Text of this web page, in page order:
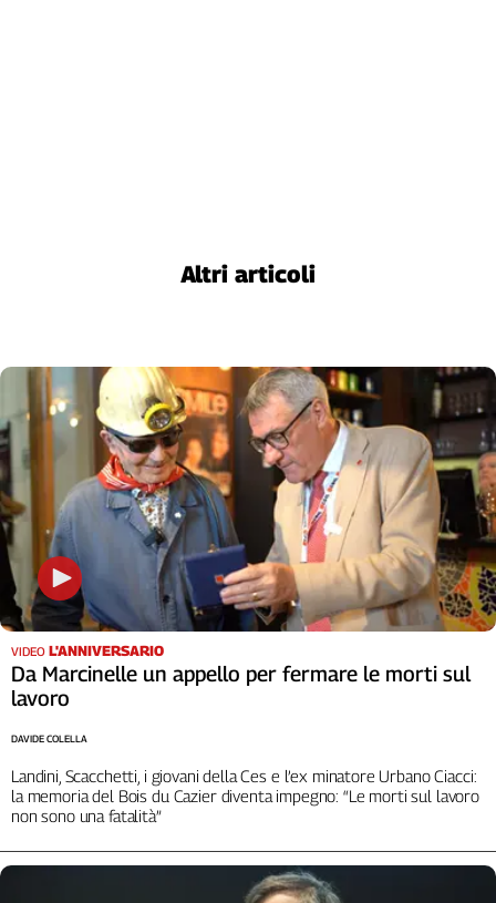
Archivio
Storico
2014
Cerca
Contatti
La
redazione
Newsletter
Social
Altri articoli
VIDEO L'ANNIVERSARIO
Da Marcinelle un appello per fermare le morti sul
lavoro
Landini, Scacchetti, i giovani della Ces e l’ex minatore Urbano Ciacci:
la memoria del Bois du Cazier diventa impegno: “Le morti sul lavoro
non sono una fatalità”
DAVIDE COLELLA